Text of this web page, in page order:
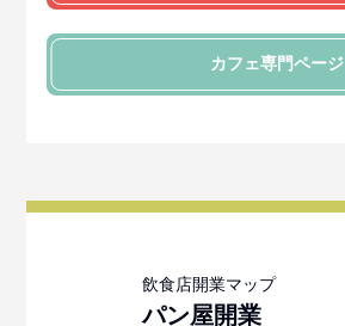
カフェ専門ページ
パン屋開業